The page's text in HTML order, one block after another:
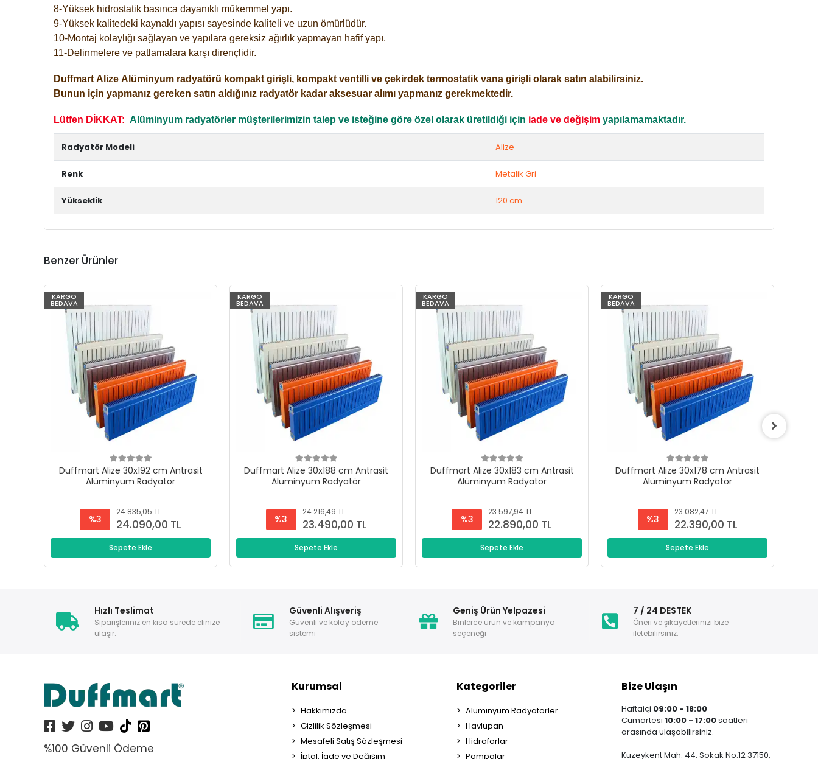
8-Yüksek hidrostatik basınca dayanıklı mükemmel yapı.
9-Yüksek kalitedeki kaynaklı yapısı sayesinde kaliteli ve uzun ömürlüdür.
10-Montaj kolaylığı sağlayan ve yapılara gereksiz ağırlık yapmayan hafif yapı.
11-Delinmelere ve patlamalara karşı dirençlidir.
Duffmart Alize Alüminyum radyatörü kompakt girişli, kompakt ventilli ve çekirdek termostatik vana girişli olarak satın alabilirsiniz.
Bunun için yapmanız gereken satın aldığınız radyatör kadar aksesuar alımı yapmanız gerekmektedir.
Lütfen DİKKAT: Alüminyum radyatörler müşterilerimizin talep ve isteğine göre özel olarak üretildiği için iade ve değişim yapılamamaktadır.
Radyatör Modeli Alize
Renk Metalik Gri
Yükseklik 120 cm.
Benzer Ürünler
KARGO
BEDAVA
Duffmart Alize 30x192 cm Antrasit
Alüminyum Radyatör
%3
24.835,05 TL
24.090,00 TL
Sepete Ekle
KARGO
BEDAVA
Duffmart Alize 30x188 cm Antrasit
Alüminyum Radyatör
%3
24.216,49 TL
23.490,00 TL
Sepete Ekle
KARGO
BEDAVA
Duffmart Alize 30x183 cm Antrasit
Alüminyum Radyatör
%3
23.597,94 TL
22.890,00 TL
Sepete Ekle
KARGO
BEDAVA
Duffmart Alize 30x178 cm Antrasit
Alüminyum Radyatör
%3
23.082,47 TL
22.390,00 TL
Sepete Ekle
Hızlı Teslimat
Siparişleriniz en kısa sürede elinize
ulaşır.
Güvenli Alışveriş
Güvenli ve kolay ödeme
sistemi
Geniş Ürün Yelpazesi
Binlerce ürün ve kampanya
seçeneği
7 / 24 DESTEK
Öneri ve şikayetlerinizi bize
iletebilirsiniz.
%100 Güvenli Ödeme
Kurumsal
Hakkımızda
Gizlilik Sözleşmesi
Mesafeli Satış Sözleşmesi
İptal, İade ve Değişim
Kategoriler
Alüminyum Radyatörler
Havlupan
Hidroforlar
Pompalar
Bize Ulaşın
Haftaiçi 09:00 - 18:00
Cumartesi 10:00 - 17:00saatleri
arasında ulaşabilirsiniz.
Kuzeykent Mah. 44. Sokak No:12 37150,